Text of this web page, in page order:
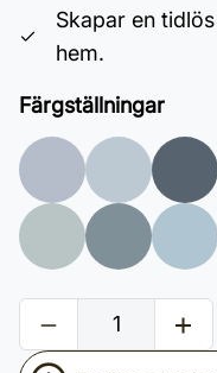
Skapar en
hem.
Färgställningar